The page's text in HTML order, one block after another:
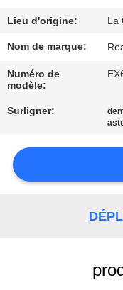
QUALITÉ
NOUS
DEMANDEZ
UNE
Lieu d'origine: La
Nom de marque:
Numéro de
modèle:
Surligner: